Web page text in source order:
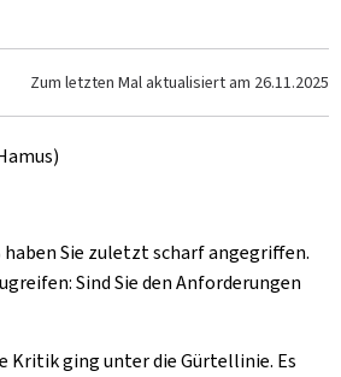
Zum letzten Mal aktualisiert am 26.11.2025
haben Sie zuletzt scharf angegriffen.
Sind Sie den Anforderungen
Kritik ging unter die Gürtellinie. Es